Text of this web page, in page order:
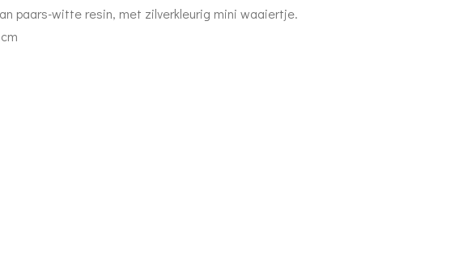
paars-witte resin, met zilverkleurig mini waaiertje.